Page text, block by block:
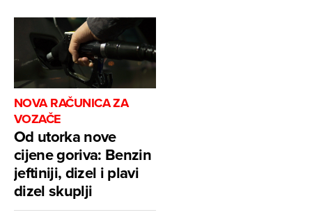
NOVA RAČUNICA ZA
VOZAČE
Od utorka nove
cijene goriva: Benzin
jeftiniji, dizel i plavi
dizel skuplji